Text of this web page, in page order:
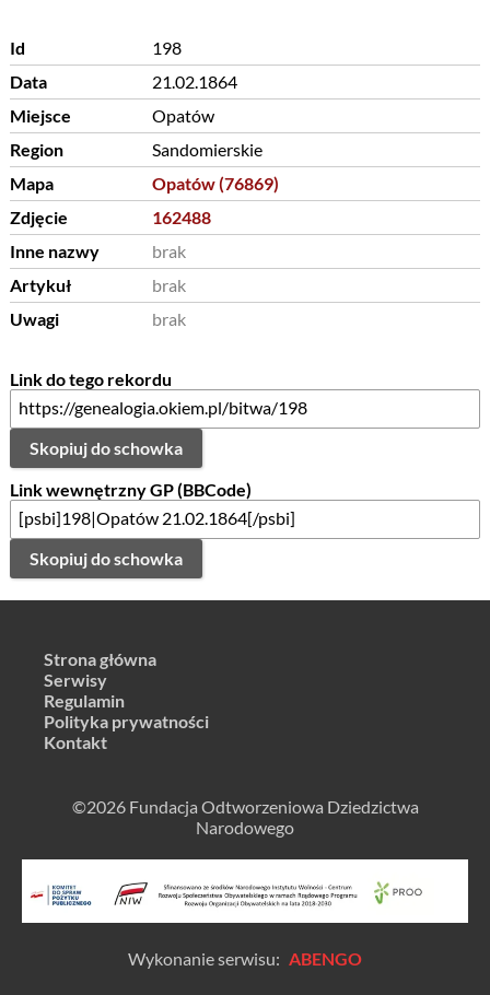
Id
198
Data
21.02.1864
Miejsce
Opatów
Region
Sandomierskie
Mapa
Opatów (76869)
Zdjęcie
162488
Inne nazwy
brak
Artykuł
brak
Uwagi
brak
Link do tego rekordu
Skopiuj do schowka
Link wewnętrzny GP (BBCode)
Skopiuj do schowka
Strona główna
Serwisy
Regulamin
Polityka prywatności
Kontakt
©2026 Fundacja Odtworzeniowa Dziedzictwa
Narodowego
Wykonanie serwisu: ABENGO